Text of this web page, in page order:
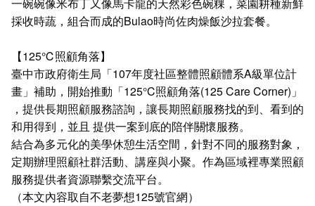
一碗碗像米布丁又像馬卡龍的天然彩色碗粿，菜園耕種新鮮
採收時蔬，組合而成的Bulao時尚佐肉燥飯沙拉套餐。
【125℃照顧角落】
臺中市政府衛生局「107年度社區整體照顧體系A級單位計
畫」補助，開始推動「125°C照顧角落(125 Care Corner)」
，提供長期照顧服務諮詢，讓長期照顧服務找的到、看到的
和用得到，並且 提供一案到底的陪伴關懷服務。
結合為多元化的美學休憩生活空間，針對不同的服務對象，
定期辦理照顧社群活動、講座與小聚。作為區域裡專業照顧
服務提供者資源聯繫交流平台。
（本文內容取自不老夢想125號官網）